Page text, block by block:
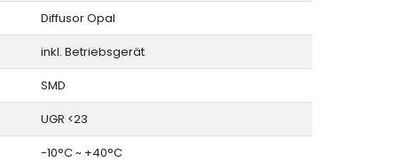
Diffusor Opal
inkl. Betriebsgerät
SMD
UGR <23
-10°C ~ +40°C